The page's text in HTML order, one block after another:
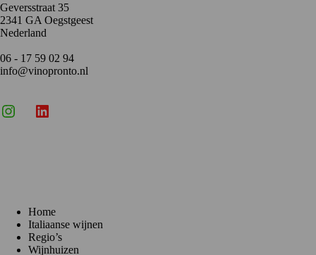
Geversstraat 35
2341 GA Oegstgeest
Nederland
06 - 17 59 02 94
info@vinopronto.nl
InstagramLinkedIn
Home
Italiaanse wijnen
Regio’s
Wijnhuizen